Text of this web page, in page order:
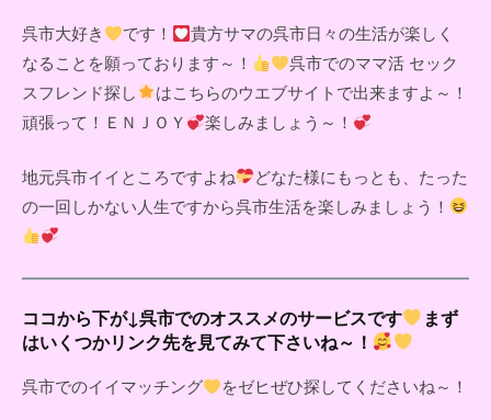
呉市大好き です！
貴方サマの呉市日々の生活が楽しく
なることを願っております～！
呉市でのママ活 セック
スフレンド探し
はこちらのウエブサイトで出来ますよ～！
頑張って！ＥＮＪＯＹ
楽しみましょう～！
地元呉市イイところですよね
どなた様にもっとも、たった
の一回しかない人生ですから呉市生活を楽しみましょう！
ココから下が↓呉市でのオススメのサービスです
まず
はいくつかリンク先を見てみて下さいね～！
呉市でのイイマッチング をゼヒぜひ探してくださいね～！